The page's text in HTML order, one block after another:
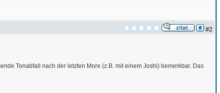
#2
Tonabfall nach der letzten More (z.B. mit einem Joshi) bemerkbar. Das